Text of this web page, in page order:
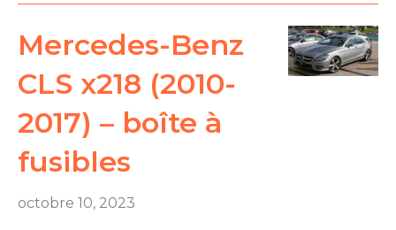
Mercedes-Benz
CLS x218 (2010-
2017) – boîte à
fusibles
octobre 10, 2023